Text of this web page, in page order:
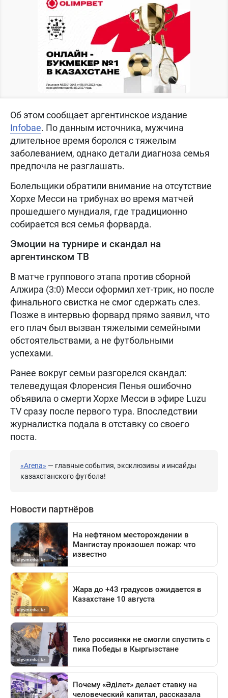
Об этом сообщает аргентинское издание
Infobae. По данным источника, мужчина
длительное время боролся с тяжелым
заболеванием, однако детали диагноза семья
предпочла не разглашать.
Болельщики обратили внимание на отсутствие
Хорхе Месси на трибунах во время матчей
прошедшего мундиаля, где традиционно
собирается вся семья форварда.
Эмоции на турнире и скандал на
аргентинском ТВ
В матче группового этапа против сборной
Алжира (3:0) Месси оформил хет-трик, но после
финального свистка не смог сдержать слез.
Позже в интервью форвард прямо заявил, что
его плач был вызван тяжелыми семейными
обстоятельствами, а не футбольными
успехами.
Ранее вокруг семьи разгорелся скандал:
телеведущая Флоренсия Пенья ошибочно
объявила о смерти Хорхе Месси в эфире Luzu
TV сразу после первого тура. Впоследствии
журналистка подала в отставку со своего
поста.
«Arena» — главные события, эксклюзивы и инсайды
казахстанского футбола!